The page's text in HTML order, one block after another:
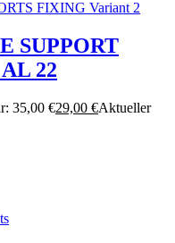
SUPPORT
22
35,00 €29,00 €Aktueller